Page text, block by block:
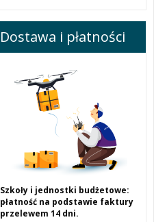
Dostawa i płatności
Szkoły i jednostki budżetowe:
płatność na podstawie faktury
przelewem 14 dni.